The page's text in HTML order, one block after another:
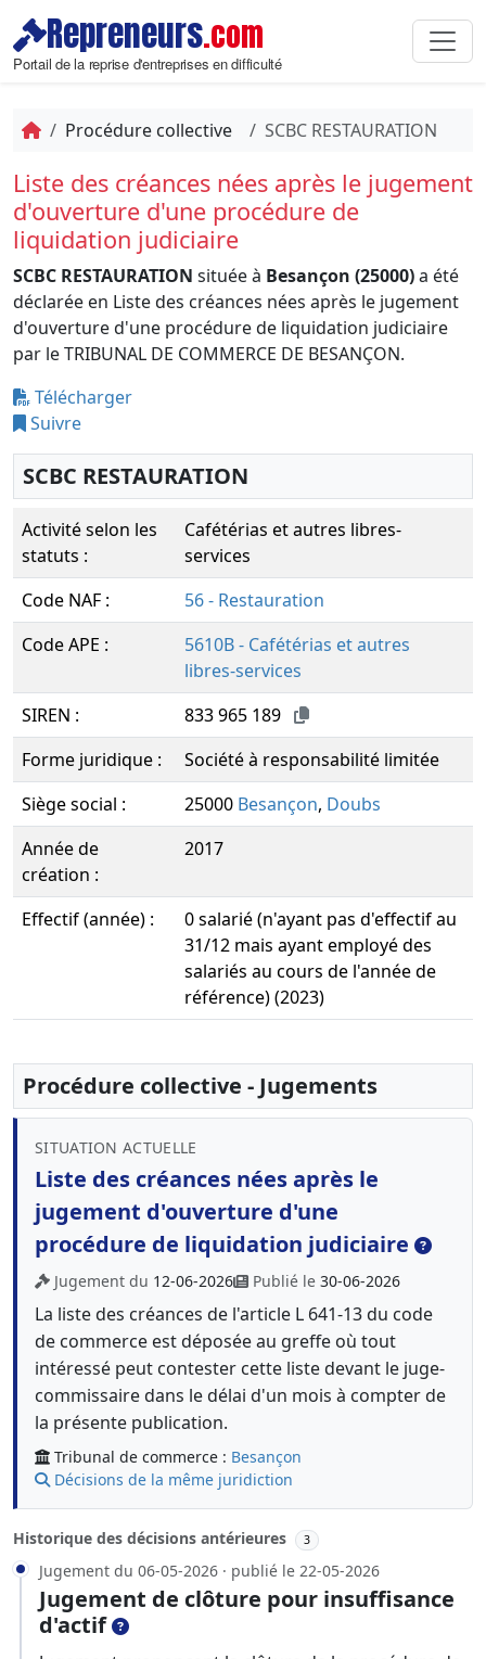
Repreneurs.com
Portail de la reprise d'entreprises en difficulté
Procédure collective SCBC RESTAURATION
Liste des créances nées après le jugement
d'ouverture d'une procédure de
liquidation judiciaire
SCBC RESTAURATION située à Besançon (25000)a été
déclarée en Liste des créances nées après le jugement
d'ouverture d'une procédure de liquidation judiciaire
par le TRIBUNAL DE COMMERCE DE BESANÇON.
Télécharger
Suivre
SCBC RESTAURATION
Activité selon les
statuts :
Cafétérias et autres libres-
services
Code NAF :
56 - Restauration
Code APE :
5610B - Cafétérias et autres
libres-services
SIREN :
833 965 189
Forme juridique :
Société à responsabilité limitée
Siège social :
25000 Besançon, Doubs
Année de
création :
2017
Effectif (année) :
0 salarié (n'ayant pas d'effectif au
31/12 mais ayant employé des
salariés au cours de l'année de
référence) (2023)
Procédure collective - Jugements
SITUATION ACTUELLE
Liste des créances nées après le
jugement d'ouverture d'une
procédure de liquidation judiciaire
Jugement du 12-06-2026 Publié le 30-06-2026
La liste des créances de l'article L 641-13 du code
de commerce est déposée au greffe où tout
intéressé peut contester cette liste devant le juge-
commissaire dans le délai d'un mois à compter de
la présente publication.
Tribunal de commerce : Besançon
Décisions de la même juridiction
Historique des décisions antérieures 3
Jugement du 06-05-2026 · publié le 22-05-2026
Jugement de clôture pour insuffisance
d'actif